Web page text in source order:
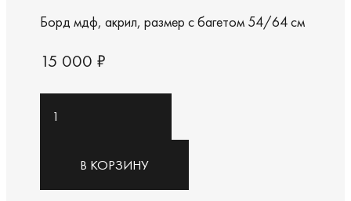
Борд мдф, акрил, размер с багетом 54/64 см
15 000 ₽
товара
страсти"В КОРЗИНУ